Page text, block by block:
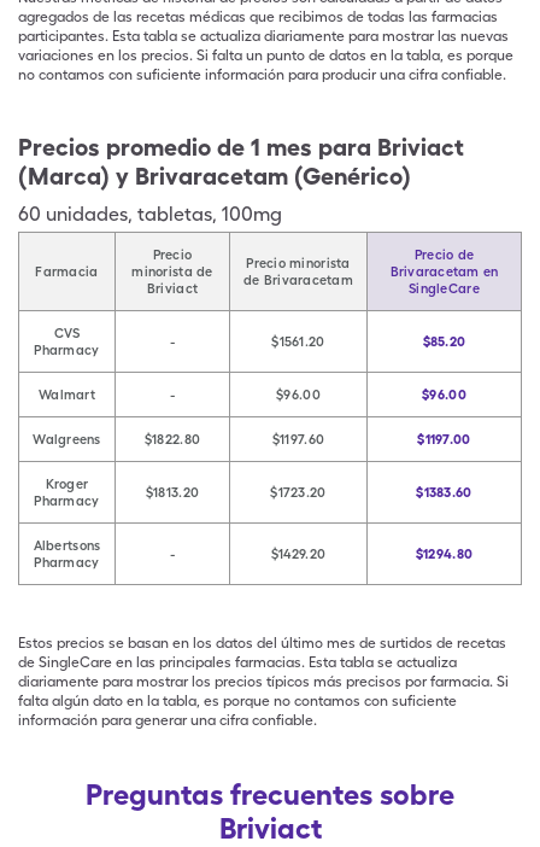
agregados de las recetas médicas que recibimos de todas las farmacias
participantes. Esta tabla se actualiza diariamente para mostrar las nuevas
variaciones en los precios. Si falta un punto de datos en la tabla, es porque
no contamos con suficiente información para producir una cifra confiable.
Precios promedio de 1 mes para Briviact
(Marca) y Brivaracetam (Genérico)
60 unidades, tabletas, 100mg
Farmacia
Precio
minorista de
Briviact
Precio minorista
de Brivaracetam
Precio de
Brivaracetam en
SingleCare
CVS
Pharmacy
- $1561.20 $85.20
Walmart - $96.00 $96.00
Walgreens $1822.80 $1197.60 $1197.00
Kroger
Pharmacy
$1813.20 $1723.20 $1383.60
Albertsons
Pharmacy
- $1429.20 $1294.80
Estos precios se basan en los datos del último mes de surtidos de recetas
de SingleCare en las principales farmacias. Esta tabla se actualiza
diariamente para mostrar los precios típicos más precisos por farmacia. Si
falta algún dato en la tabla, es porque no contamos con suficiente
información para generar una cifra confiable.
Preguntas frecuentes sobre
Briviact